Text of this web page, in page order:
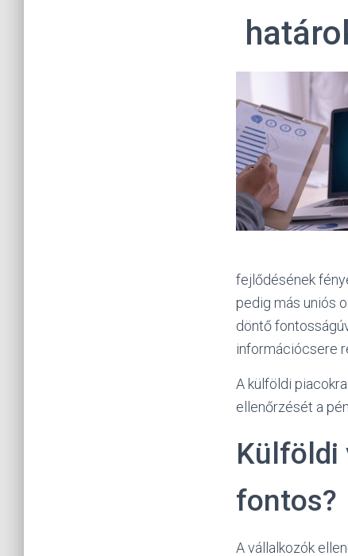
fejlődésének
pedig más uniós
döntő
információcsere
A külföldi
ellenőrzését a
Külföldi
fontos?
A vállalkozók